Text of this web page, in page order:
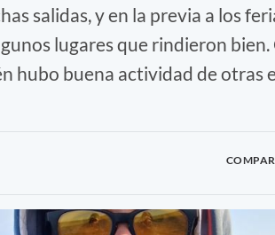
salidas, y en la previa a los
lugares que rindieron
hubo buena actividad de otras